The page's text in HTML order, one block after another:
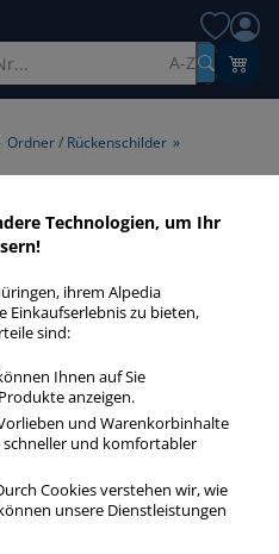
A-Z
Ordner / Rückenschilder »
weiß 80mm
> Farbe
in bester Qualität zum
Ordner A4 Pappe weiß
Technologien, um Ihr
ihrem Alpedia
Einkaufserlebnis zu bieten,
sind:
Ihnen auf Sie
anzeigen.
und Warenkorbinhalte
schneller und komfortabler
Cookies verstehen wir, wie
unsere Dienstleistungen